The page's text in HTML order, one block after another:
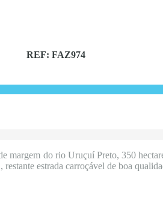
REF: FAZ974
margem do rio Uruçuí Preto, 350
estrada carroçável de boa